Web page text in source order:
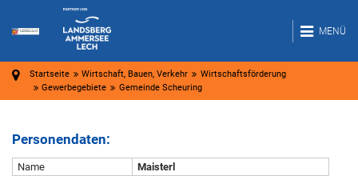
MENÜ
Startseite Wirtschaft, Bauen, Verkehr
Wirtschaftsförderung
Gewerbegebiete
Gemeinde Scheuring
Personendaten:
Name
Maisterl